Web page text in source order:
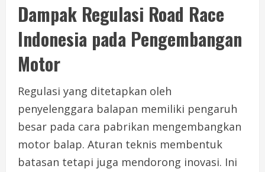
Dampak Regulasi Road Race
Indonesia pada Pengembangan
Motor
Regulasi yang ditetapkan oleh
penyelenggara balapan memiliki pengaruh
besar pada cara pabrikan mengembangkan
motor balap. Aturan teknis membentuk
batasan tetapi juga mendorong inovasi. Ini